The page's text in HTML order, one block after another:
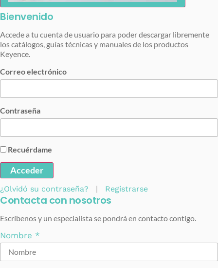
Bienvenido
Accede a tu cuenta de usuario para poder descargar libremente
los catálogos, guías técnicas y manuales de los productos
Keyence.
Correo electrónico
Contraseña
Recuérdame
Acceder
¿Olvidó su contraseña? | Registrarse
Contacta con nosotros
Escríbenos y un especialista se pondrá en contacto contigo.
Nombre *